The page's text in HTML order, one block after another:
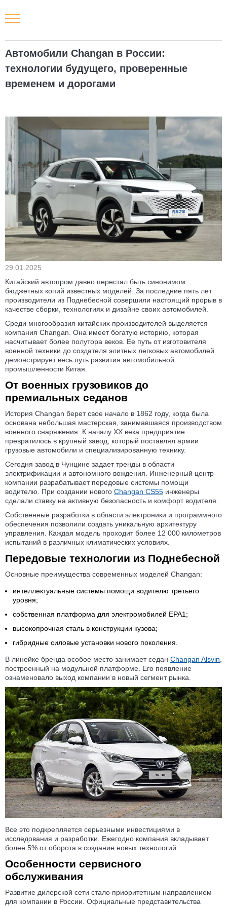
Автомобили Changan в России:
технологии будущего, проверенные
временем и дорогами
29.01.2025
Китайский автопром давно перестал быть синонимом
бюджетных копий известных моделей. За последние пять лет
производители из Поднебесной совершили настоящий прорыв в
качестве сборки, технологиях и дизайне своих автомобилей.
Среди многообразия китайских производителей выделяется
компания Changan. Она имеет богатую историю, которая
насчитывает более полутора веков. Ее путь от изготовителя
военной техники до создателя элитных легковых автомобилей
демонстрирует весь путь развития автомобильной
промышленности Китая.
От военных грузовиков до
премиальных седанов
История Changan берет свое начало в 1862 году, когда была
основана небольшая мастерская, занимавшаяся производством
военного снаряжения. К началу XX века предприятие
превратилось в крупный завод, который поставлял армии
грузовые автомобили и специализированную технику.
Сегодня завод в Чунцине задает тренды в области
электрификации и автономного вождения. Инженерный центр
компании разрабатывает передовые системы помощи
водителю. При создании нового Changan CS55 инженеры
сделали ставку на активную безопасность и комфорт водителя.
Собственные разработки в области электроники и программного
обеспечения позволили создать уникальную архитектуру
управления. Каждая модель проходит более 12 000 километров
испытаний в различных климатических условиях.
Передовые технологии из Поднебесной
Основные преимущества современных моделей Changan:
интеллектуальные системы помощи водителю третьего
уровня;
собственная платформа для электромобилей EPA1;
высокопрочная сталь в конструкции кузова;
гибридные силовые установки нового поколения.
В линейке бренда особое место занимает седан Changan Alsvin
построенный на модульной платформе. Его появление
ознаменовало выход компании в новый сегмент рынка.
Все это подкрепляется серьезными инвестициями в
исследования и разработки. Ежегодно компания вкладывает
более 5% от оборота в создание новых технологий.
Особенности сервисного
обслуживания
Развитие дилерской сети стало приоритетным направлением
для компании в России. Официальные представительства
Новости РФ
Городские новости
Новости компаний
Наши мероприятия
Статьи